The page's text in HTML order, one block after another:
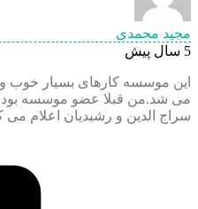
مجید محمدی
5 سال پیش
این موسسه کارهای بسیار خوب
می شد.من قبلا عضو موسسه
سراج الدین و رشیدیان اعلام می